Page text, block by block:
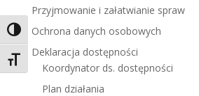
Toggle High Contrast
Toggle Font size
Przyjmowanie i załatwianie spraw
Ochrona danych osobowych
Deklaracja dostępności
Koordynator ds. dostępności
Plan działania